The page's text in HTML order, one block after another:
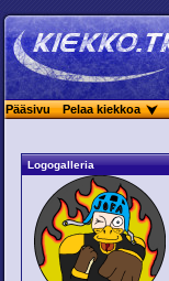
Pääsivu Pelaa kiekkoa
Logogalleria